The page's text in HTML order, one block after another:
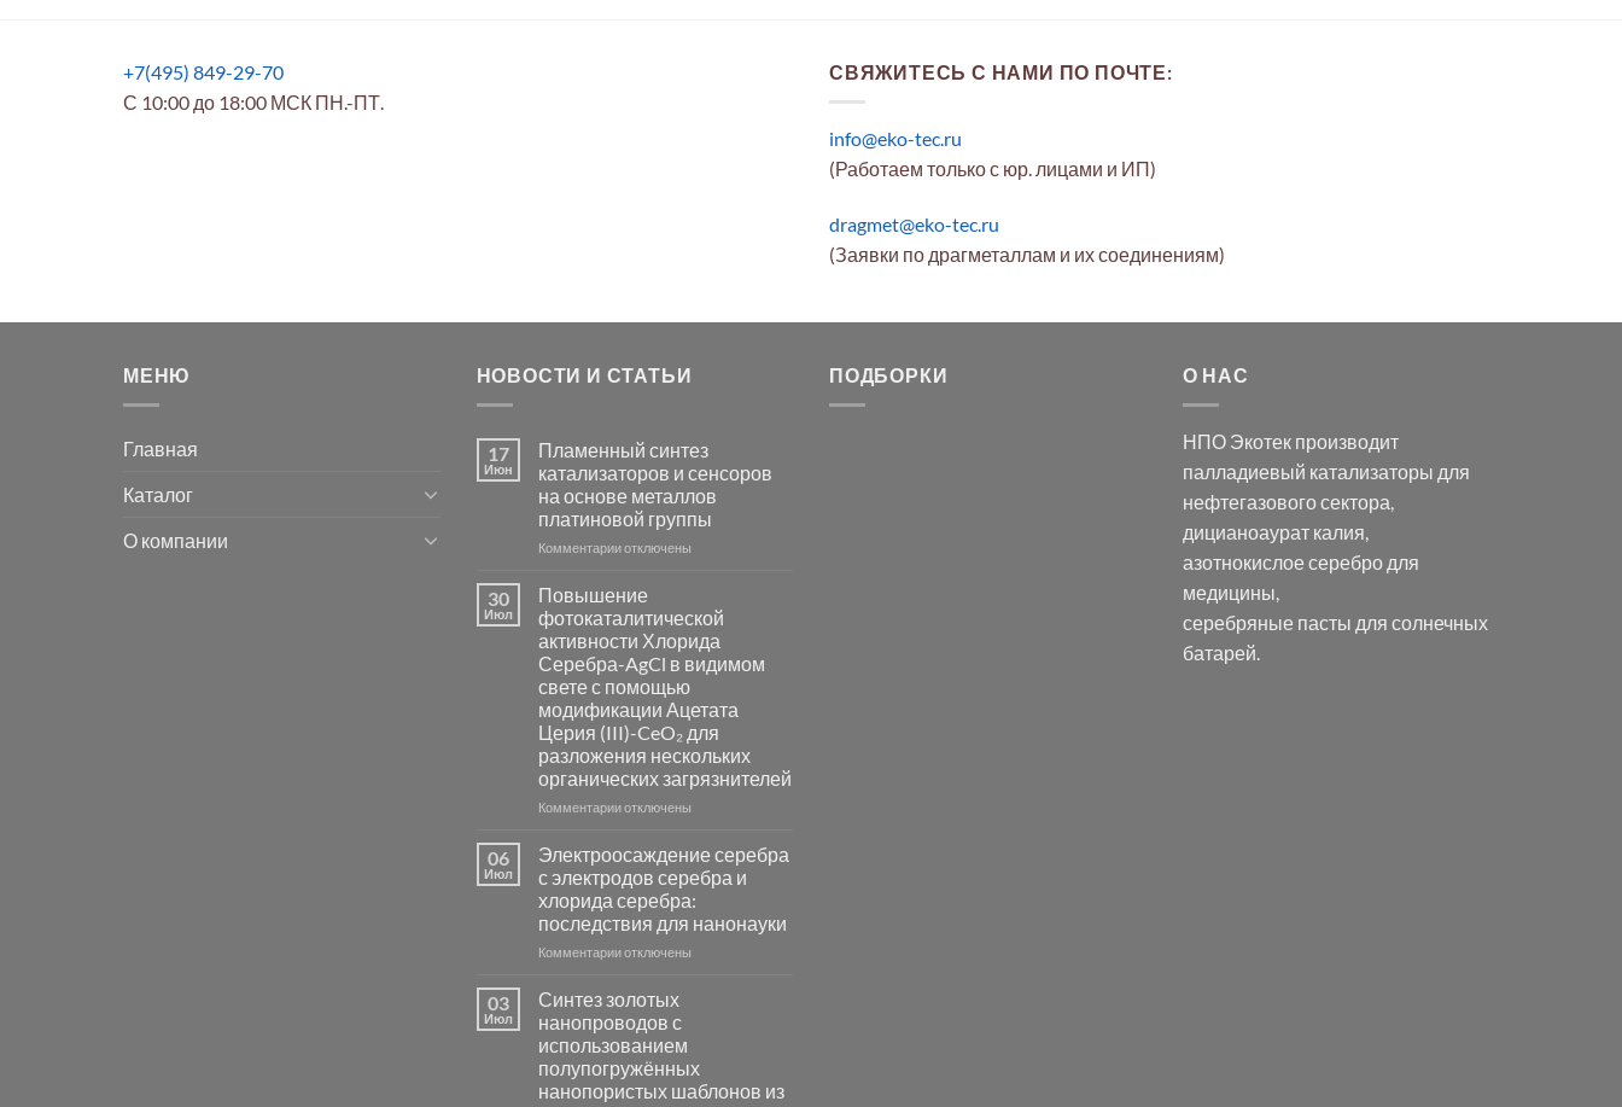
+7(495) 849-29-70
С 10:00 до 18:00 МСК ПН.-ПТ.
СВЯЖИТЕСЬ С НАМИ ПО ПОЧТЕ:
info@eko-tec.ru
(Работаем только с юр. лицами и ИП)
dragmet@eko-tec.ru
(Заявки по драгметаллам и их соединениям)
МЕНЮ
Главная
Каталог
О компании
НОВОСТИ И СТАТЬИ
17
Июн
Пламенный синтез
катализаторов и сенсоров
на основе металлов
платиновой группы
Комментариик
синтез
катализаторов
и
сенсоров
на
основе
металлов
платиновой
группы
отключены
30
Июл
Повышение
фотокаталитической
активности Хлорида
Серебра-AgCl в видимом
свете с помощью
модификации Ацетата
Церия (III)-CeO₂ для
разложения нескольких
органических загрязнителей
Комментариик
фотокаталитической
активности
Хлорида
Серебра-
AgCl
свете
с
помощью
модификации
Ацетата
отключены
06
Июл
Электроосаждение серебра
с электродов серебра и
хлорида серебра:
последствия для нанонауки
Комментариик
серебра
с
электродов
серебра
и
отключены
03
Июл
Синтез золотых
нанопроводов с
использованием
полупогружённых
нанопористых шаблонов из
ПОДБОРКИ О НАС
НПО Экотек производит
палладиевый катализаторы для
нефтегазового сектора,
дицианоаурат калия,
азотнокислое серебродля
медицины,
серебряные пасты для солнечных
батарей.